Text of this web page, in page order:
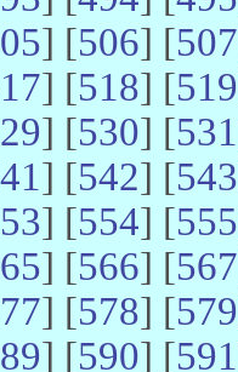
] [506] [507
] [518] [519
] [530] [531
] [542] [543
] [554] [555
] [566] [567
] [578] [579
] [590] [591